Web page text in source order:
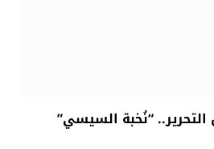
التحرير.. “نُخبة السيسي”